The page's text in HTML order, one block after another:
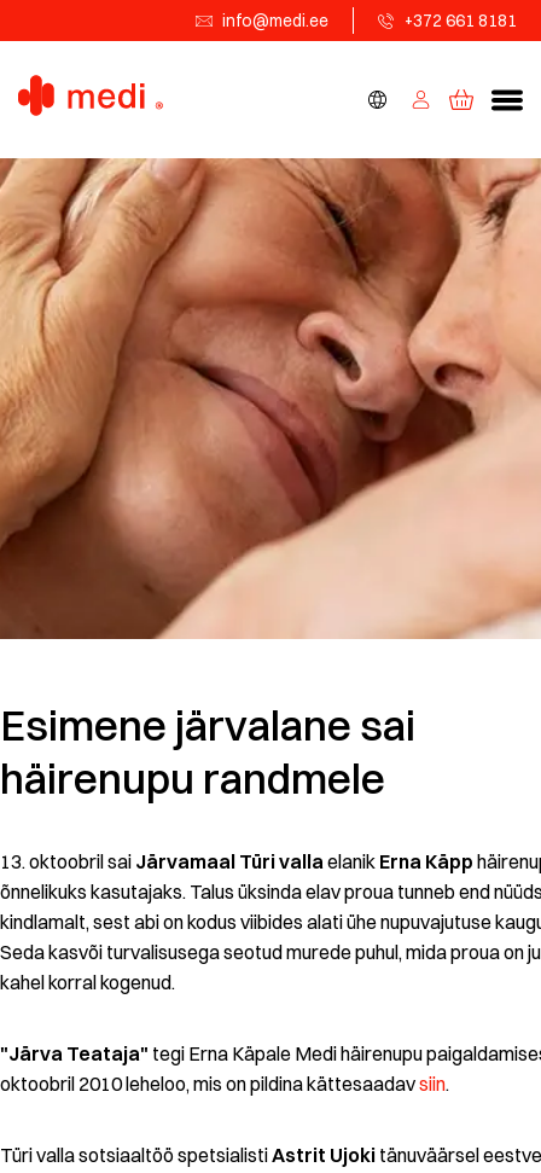
info@medi.ee +372 661 8181
Esimene järvalane sai
häirenupu randmele
13. oktoobril sai Järvamaal Türi vallaelanik Erna Käpp
õnnelikuks kasutajaks. Talus üksinda elav proua tunneb end
kindlamalt, sest abi on kodus viibides alati ühe nupuvajutuse
Seda kasvõi turvalisusega seotud murede puhul, mida proua on
kahel korral kogenud.
"Järva Teataja" tegi Erna Käpale Medi häirenupu
oktoobril 2010 leheloo, mis on pildina kättesaadavsiin.
Türi valla sotsiaaltöö spetsialistiAstrit Ujoki tänuväärsel